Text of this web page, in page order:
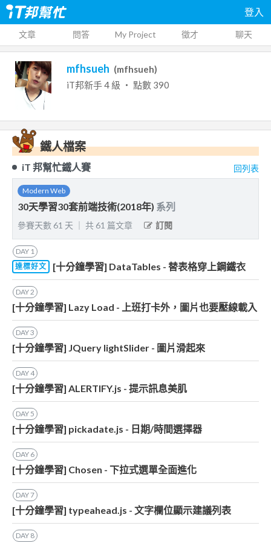
登入
文章 問答 My Project 徵才 聊天
mfhsueh (mfhsueh)
iT邦新手4 級 ‧ 點數 390
鐵人檔案
iT 邦幫忙鐵人賽 回列表
Modern Web
30天學習30套前端技術(2018年) 系列
參賽天數 61 天 共 61 篇文章 訂閱
DAY 1
達標好文
[十分鐘學習] DataTables - 替表格穿上鋼鐵衣
DAY2
[十分鐘學習] Lazy Load - 上班打卡外，圖片也要壓線載入
DAY3
[十分鐘學習] JQuery lightSlider - 圖片滑起來
DAY4
[十分鐘學習] ALERTIFY.js - 提示訊息美肌
DAY5
[十分鐘學習] pickadate.js - 日期/時間選擇器
DAY 6
[十分鐘學習] Chosen - 下拉式選單全面進化
DAY7
[十分鐘學習] typeahead.js - 文字欄位顯示建議列表
DAY 8